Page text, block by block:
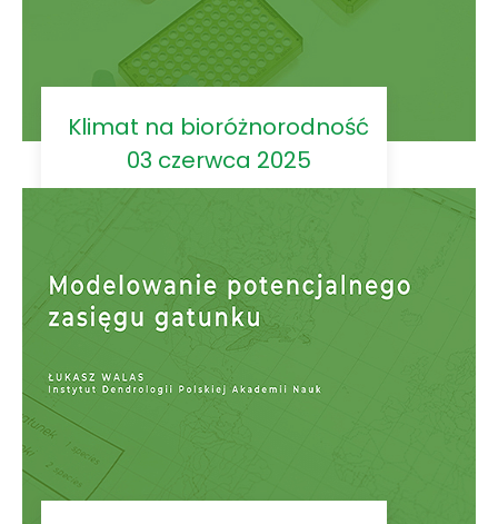
Klimat na bioróżnorodność
03 czerwca 2025